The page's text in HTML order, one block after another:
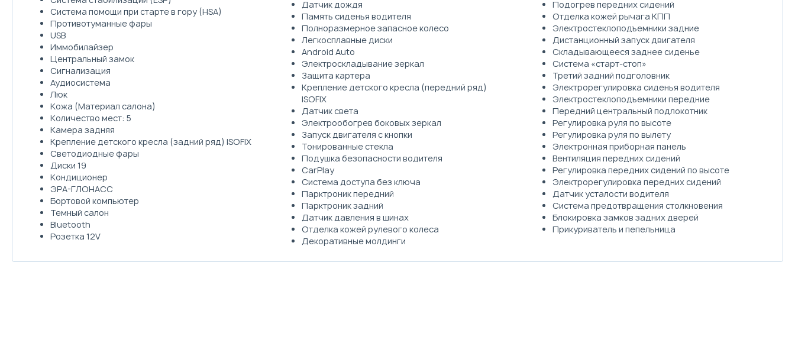
Система помощи при старте в гору (HSA)
Противотуманные фары
USB
Иммобилайзер
Центральный замок
Сигнализация
Аудиосистема
Люк
Кожа (Материал салона)
Количество мест: 5
Камера задняя
Крепление детского кресла (задний ряд) ISOFIX
Светодиодные фары
Диски 19
Кондиционер
ЭРА-ГЛОНАСС
Бортовой компьютер
Темный салон
Bluetooth
Розетка 12V
Датчик дождя
Память сиденья водителя
Полноразмерное запасное колесо
Легкосплавные диски
Android Auto
Электроскладывание зеркал
Защита картера
Крепление детского кресла (передний ряд)
ISOFIX
Датчик света
Электрообогрев боковых зеркал
Запуск двигателя с кнопки
Тонированные стекла
Подушка безопасности водителя
CarPlay
Система доступа без ключа
Парктроник передний
Парктроник задний
Датчик давления в шинах
Отделка кожей рулевого колеса
Декоративные молдинги
Подогрев передних сидений
Отделка кожей рычага КПП
Электростеклоподъемники задние
Дистанционный запуск двигателя
Складывающееся заднее сиденье
Система «старт-стоп»
Третий задний подголовник
Электрорегулировка сиденья водителя
Электростеклоподъемники передние
Передний центральный подлокотник
Регулировка руля по высоте
Регулировка руля по вылету
Электронная приборная панель
Вентиляция передних сидений
Регулировка передних сидений по высоте
Электрорегулировка передних сидений
Датчик усталости водителя
Система предотвращения столкновения
Блокировка замков задних дверей
Прикуриватель и пепельница